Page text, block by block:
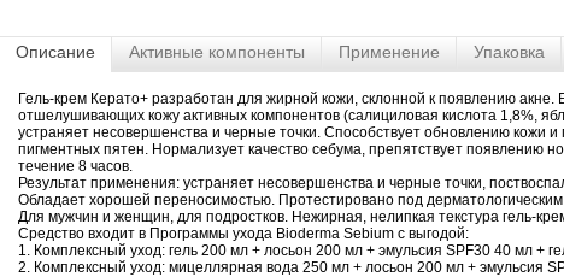
Описание Активные компоненты Применение Упаковка
Гель-крем Керато+ разработан для жирной кожи, склонной к появлению
отшелушивающих кожу активных компонентов (салициловая кислота 1,8%,
устраняет несовершенства и черные точки. Способствует обновлению кожи
пигментных пятен. Нормализует качество себума, препятствует появлению
течение 8 часов.
Результат применения: устраняет несовершенства и черные точки,
Обладает хорошей переносимостью. Протестировано под дерматологическим
Для мужчин и женщин, для подростков. Нежирная, нелипкая текстура гель-
Средство входит в Программы ухода Bioderma Sebium с выгодой:
1. Комплексный уход: гель 200 мл + лосьон 200 мл + эмульсия SPF30 40 мл +
2. Комплексный уход: мицеллярная вода 250 мл + лосьон 200 мл + эмульсия